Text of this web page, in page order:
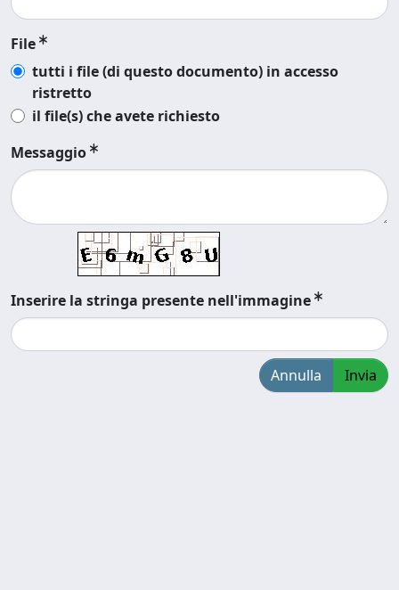
File
tutti i file (di questo documento) in accesso
ristretto
il file(s) che avete richiesto
Messaggio
Inserire la stringa presente nell'immagine
Annulla Invia